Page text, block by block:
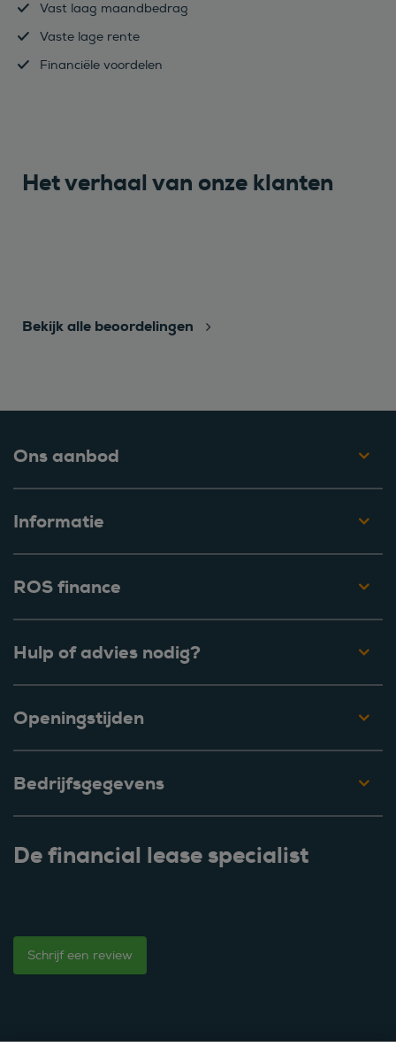
Vast laag maandbedrag
Vaste lage rente
Financiële voordelen
Het verhaal van onze klanten
Bekijk alle beoordelingen
Ons aanbod
Informatie
ROS finance
Hulp of advies nodig?
Openingstijden
Bedrijfsgegevens
De financial lease specialist
Schrijf een review